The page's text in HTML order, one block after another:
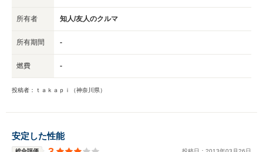
所有者 知人/友人のクルマ
所有期間 -
燃費 -
投稿者：ｔａｋａｐｉ（神奈川県）
安定した性能